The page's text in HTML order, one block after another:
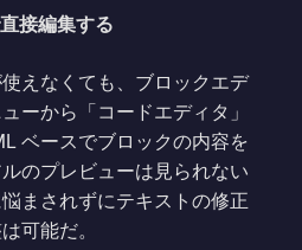
接編集する
えなくても、ブロックエデ
ーから「コードエディタ」
ベースでブロックの内容を
のプレビューは見られない
まされずにテキストの修正
可能だ。